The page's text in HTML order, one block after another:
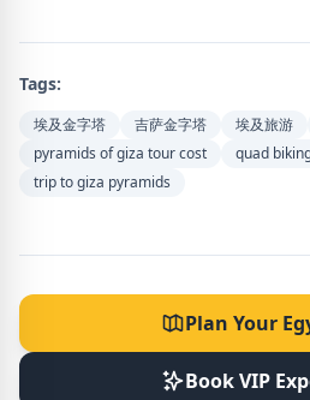
Tags:
埃及金字塔 吉萨金字塔 埃及旅游
pyramids of giza tour cost
quad
trip to giza pyramids
Plan Your
Book VIP